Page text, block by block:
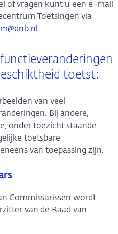
of vragen kunt u een e-mail
Toetsingen via
.
toetst:
van veel
Bij andere,
onder toezicht staande
toetsbare
van toepassing zijn.
Commissarissen wordt
van de Raad van